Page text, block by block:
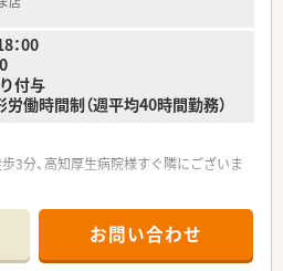
間が広がっています。
機器、ピッキングサポートシステムなど
を図っています。
非常に長く、長期間にわたって安心し
：00
付与
働時間制（週平均40時間勤務）
3分、高知厚生病院様すぐ隣にございま
剤を行うために電子薬歴・散剤分包機
ードなど導入されています。
剤師は女性です。
お問い合わせ